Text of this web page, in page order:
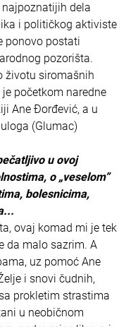
najpoznatijih dela
i političkog aktiviste
ponovo postati
pozorišta.
životu siromašnih
početkom naredne
Ane Đorđević, a u
(Glumac)
u ovoj
o „veselom”
bolesnicima,
ovaj komad mi je tek
da malo sazrim. A
uz pomoć Ane
i snovi čudnih,
prokletim strastima
u neobičnom